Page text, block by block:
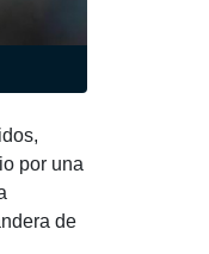
por una
de